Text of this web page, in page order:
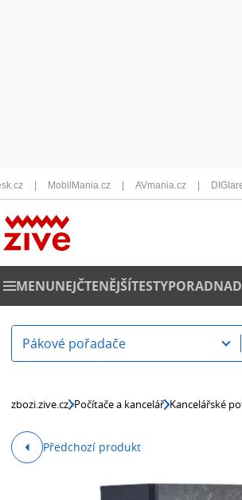
MobilMania.cz AVmania.cz
MENUNEJČTENĚJŠÍTESTYPORADNA
Pákové pořadače
zbozi.zive.cz Počítače a kancelář Kancelářské
Předchozí produkt